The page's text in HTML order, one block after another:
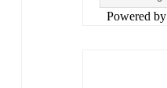
Powered by